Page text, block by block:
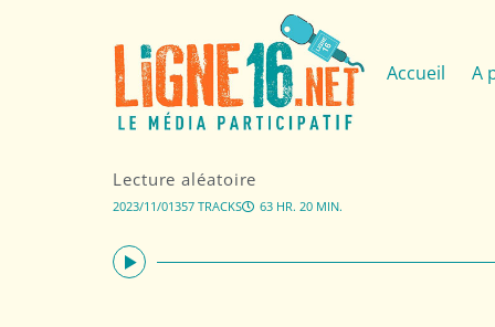
Accueil A
Lecture aléatoire
2023/11/01357 TRACKS 63 HR. 20 MIN.